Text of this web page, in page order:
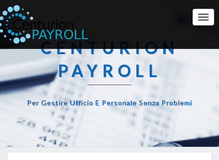
CENTURION
PAYROLL
Per Gestire Ufficio E Personale Senza Problemi